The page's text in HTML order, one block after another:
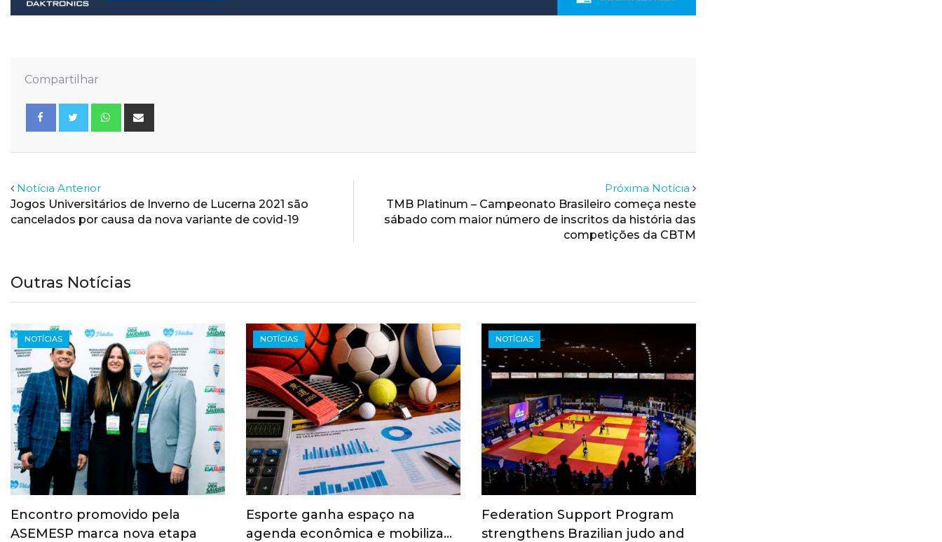
Compartilhar
Whatsapp
Notícia Anterior
Jogos Universitários de Inverno de Lucerna 2021 são
cancelados por causa da nova variante de covid-19
Próxima Notícia
TMB Platinum – Campeonato Brasileiro começa neste
sábado com maior número de inscritos da história das
competições da CBTM
Outras Notícias
NOTÍCIAS
Encontro promovido pela
ASEMESP marca nova etapa
NOTÍCIAS
Esporte ganha espaço na
agenda econômica e mobiliza…
NOTÍCIAS
Federation Support Program
strengthens Brazilian judo and